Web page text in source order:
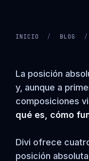
INICIO / BLOG /
La posición
y, aunque a
composiciones
qué es, cómo
Divi ofrece
posición